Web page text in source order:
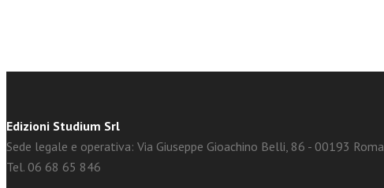
Edizioni Studium Srl
Sede legale e operativa: Via Giuseppe Gioachino Belli, 86 - 00193 Roma
Tel. 06 68 65 846